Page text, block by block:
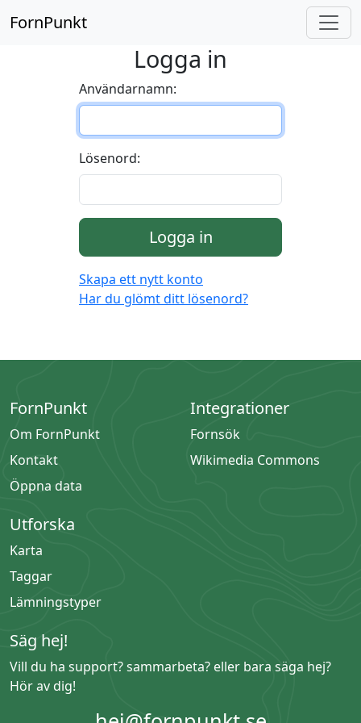
FornPunkt
Logga in
Användarnamn:
Lösenord:
Logga in
Skapa ett nytt konto
Har du glömt ditt lösenord?
FornPunkt
Om FornPunkt
Kontakt
Öppna data
Integrationer
Fornsök
Wikimedia Commons
Utforska
Karta
Taggar
Lämningstyper
Säg hej!
Vill du ha support? sammarbeta? eller bara säga hej?
Hör av dig!